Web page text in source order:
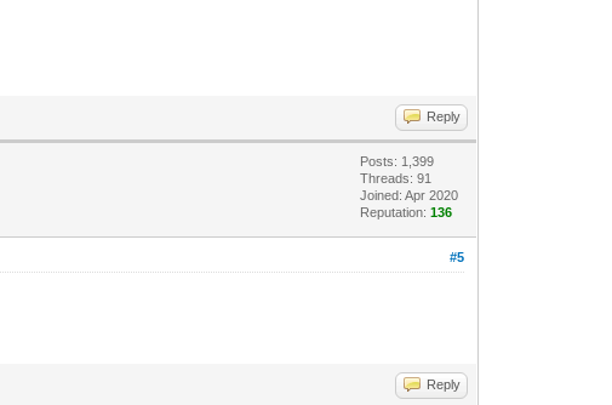
Reply
Posts: 1,399
Threads: 91
Joined: Apr 2020
Reputation:136
#5
Reply